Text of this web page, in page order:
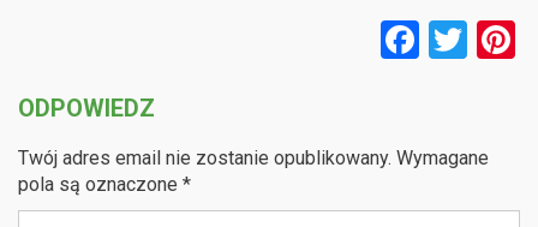
F
b
T
er
ODPOWIEDZ
Twój adres email nie zostanie opublikowany. Wymagane
pola są oznaczone *